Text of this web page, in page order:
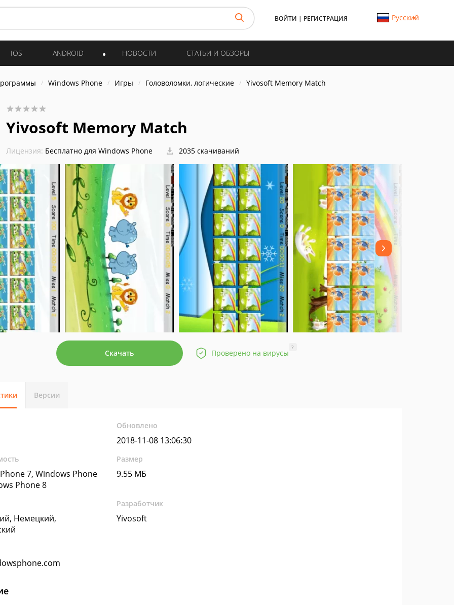
ВОЙТИ | РЕГИСТРАЦИЯ Русский
IOS ANDROID НОВОСТИ СТАТЬИ И ОБЗОРЫ
Windows Phone Игры Головоломки, логические Yivosoft Memory Match
Yivosoft Memory Match
Лицензия: Бесплатно для Windows Phone 2035 скачиваний
Скачать Проверено на вирусы
?
Версии
Обновлено
2018-11-08 13:06:30
7, Windows Phone
Phone 8
Размер
9.55 МБ
Немецкий,
Разработчик
Yivosoft